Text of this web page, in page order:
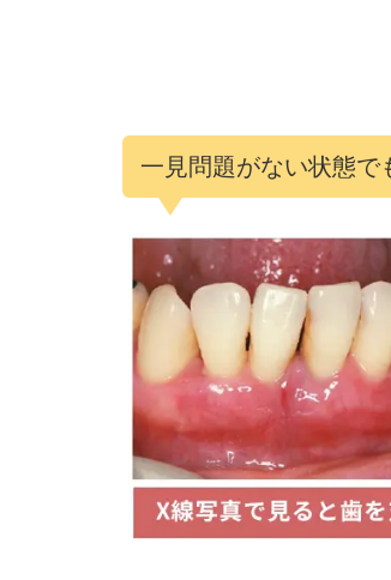
一見問題がない状態で